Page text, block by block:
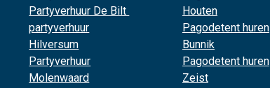
Partyverhuur De Bilt
partyverhuur
Hilversum
Partyverhuur
Molenwaard
Houten
Pagodetent huren
Bunnik
Pagodetent huren
Zeist